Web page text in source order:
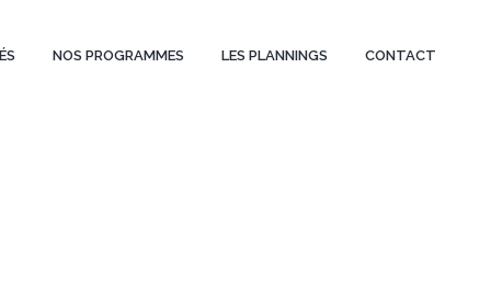
NOS PROGRAMMES LES PLANNINGS CONTACT